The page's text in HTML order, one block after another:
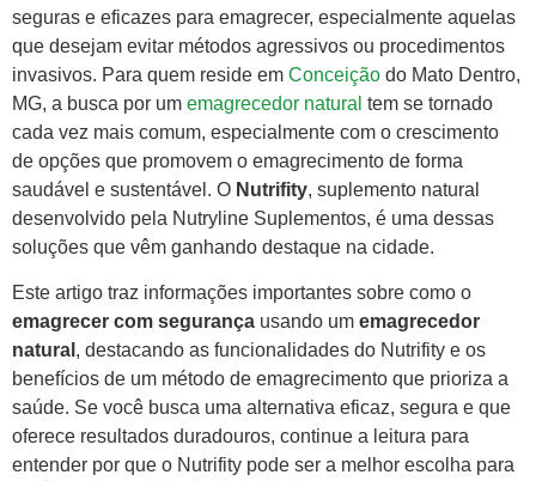
seguras e eficazes para emagrecer, especialmente aquelas
que desejam evitar métodos agressivos ou procedimentos
invasivos. Para quem reside em Conceição do Mato Dentro,
MG, a busca por um emagrecedor natural tem se tornado
cada vez mais comum, especialmente com o crescimento
de opções que promovem o emagrecimento de forma
saudável e sustentável. O Nutrifity, suplemento natural
desenvolvido pela Nutryline Suplementos, é uma dessas
soluções que vêm ganhando destaque na cidade.
Este artigo traz informações importantes sobre como o
emagrecer com segurança usando um emagrecedor
natural , destacando as funcionalidades do Nutrifity e os
benefícios de um método de emagrecimento que prioriza a
saúde. Se você busca uma alternativa eficaz, segura e que
oferece resultados duradouros, continue a leitura para
entender por que o Nutrifity pode ser a melhor escolha para